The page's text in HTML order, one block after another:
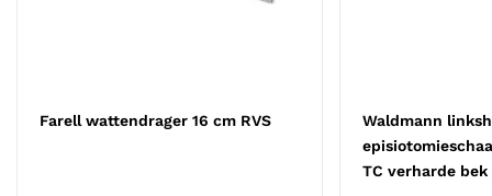
Werkuiteinde: geribbeld voor het vastklemmen van een watje
Materiaal: roestvrijstaal volgens ISO 7153-1:2016 en EN
Farell wattendrager 16 cm RVS
Waldmann
TC verharde bek